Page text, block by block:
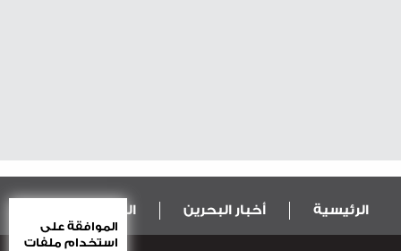
الرئيسية أخبار البحرين المال و الاقتصاد
الموافقة على
استخدام ملفات